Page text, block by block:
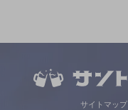
サイトマップ